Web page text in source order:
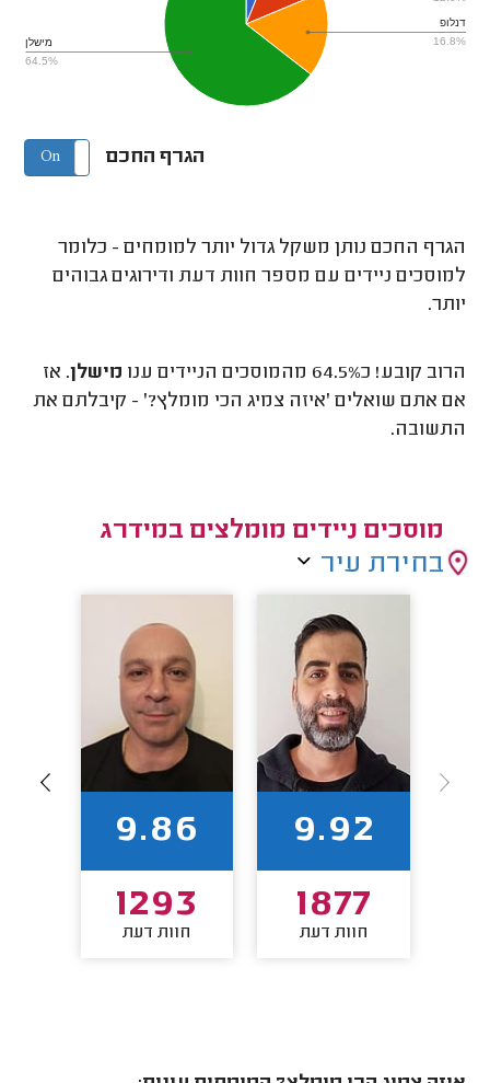
דנלופ
16.8%
מישלן
64.5%
הגרף החכם On Off
הגרף החכם נותן משקל גדול יותר למומחים - כלומר
למוסכים ניידים עם מספר חוות דעת ודירוגים גבוהים
יותר.
הרוב קובע! כ64.5% מהמוסכים הניידים ענו מישלן. אז
אם אתם שואלים 'איזה צמיג הכי מומלץ?' - קיבלתם את
התשובה.
מוסכים ניידים מומלצים במידרג
בחירת עיר
9.92
1877
חוות דעת
9.86
1293
חוות דעת